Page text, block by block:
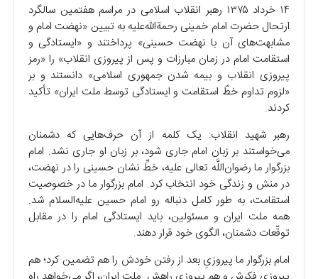
۱۴ خرداد ۱۳۷۵ رهبر انقلاب اسلامی در مراسم هفتمین سالگرد
ارتحال حضرت امام خمینی رحمةالله‌علیه به تبیین «نهضت امام و
مشابهت‌های آن با نهضت حسینی» پرداختند و «ایستادگی و
استقامت امام در زمان مبارزات و پس از پیروزی انقلاب» را «رمز
پیروزی انقلاب و بیمه شدن جمهوری اسلامی» دانستند و بر
«لزوم تداوم خطّ استقامت و ایستادگی توسط ملت ایران» تأکید
کردند.
رهبر شهید انقلاب: یک کلمه از آن حرف‌هایی که دشمنان
می‌خواستند بر زبان امام جاری شود، بر زبان او جاری نشد. امام
بزرگوار ما رضوان‌اللَّه تعالی علیه، خطِّ نشان حسینی را در نهضت،
در منش و زندگی خود انتخاب کرد. امام بزرگوار ما در خصوصیت
استقامت، به طور کامل دنباله رو امام حسین علیه‌السلام شد.
همه ملت ایران و مسئولین، باید ایستادگی امام را در مقابل
توقّعات دشمنان، الگوی خود قرار دهند.
امام بزرگوار ما پیروزیِ بعد از رفتن خودش را هم تضمین کرد؛ هم